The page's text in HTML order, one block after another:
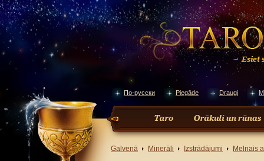
По-русски Piegāde Draugi
Galvenā Minerāli Izstrādājumi Melnais